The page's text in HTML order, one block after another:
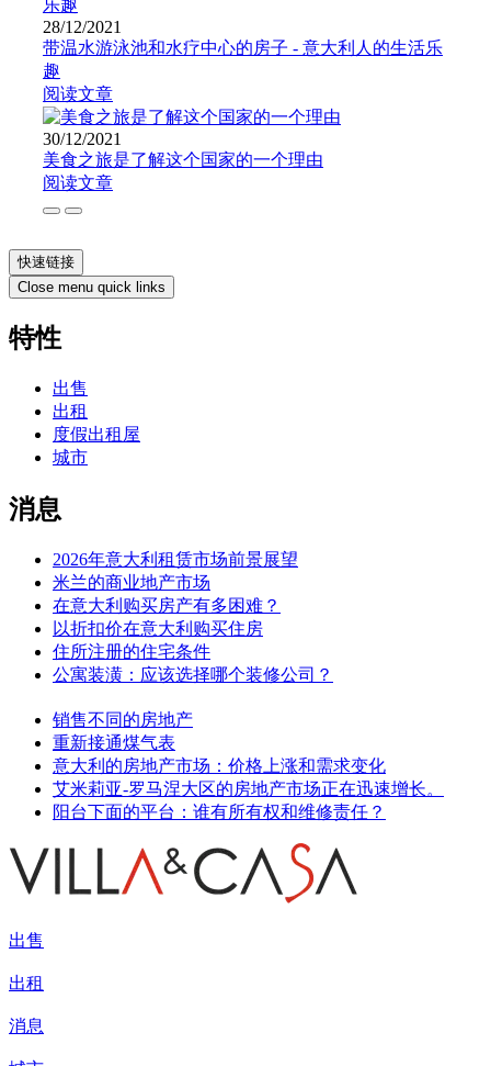
28/12/2021
带温水游泳池和水疗中心的房子 - 意大利人的生活乐
趣
阅读文章
30/12/2021
美食之旅是了解这个国家的一个理由
阅读文章
快速链接
Close menu quick links
特性
出售
出租
度假出租屋
城市
消息
2026年意大利租赁市场前景展望
米兰的商业地产市场
在意大利购买房产有多困难？
以折扣价在意大利购买住房
住所注册的住宅条件
公寓装潢：应该选择哪个装修公司？
销售不同的房地产
重新接通煤气表
意大利的房地产市场：价格上涨和需求变化
艾米莉亚-罗马涅大区的房地产市场正在迅速增长。
阳台下面的平台：谁有所有权和维修责任？
出售
出租
消息